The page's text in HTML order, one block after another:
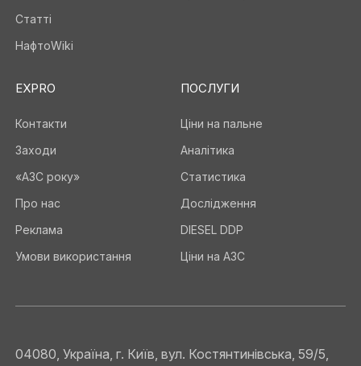
Статті
НафтоWiki
EXPRO
Контакти
Заходи
«АЗС року»
Про нас
Реклама
Умови використання
ПОСЛУГИ
Ціни на пальне
Аналітика
Статистика
Дослідження
DIESEL DDP
Ціни на АЗС
04080, Україна, г. Київ, вул. Костянтинівська, 59/5,